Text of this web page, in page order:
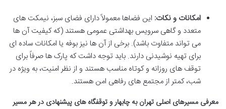
امکانات و نکات: این فضاها معمولاً دارای فضای سبز، نیمکت های
متعدد و گاهی سرویس بهداشتی عمومی هستند (که کیفیت آن ها
می تواند متفاوت باشد). برخی از آن ها نیز بوفه یا امکانات ساده ای
برای تهیه نوشیدنی دارند. باید توجه داشت که پارک ها صرفاً برای
توقف های روزانه و کوتاه مناسب هستند و از نظر امنیت، به ویژه در
شب، کمتر از مجتمع های رفاهی امن هستند.
معرفی مسیرهای اصلی تهران به چابهار و توقفگاه های پیشنهادی در هر مسیر